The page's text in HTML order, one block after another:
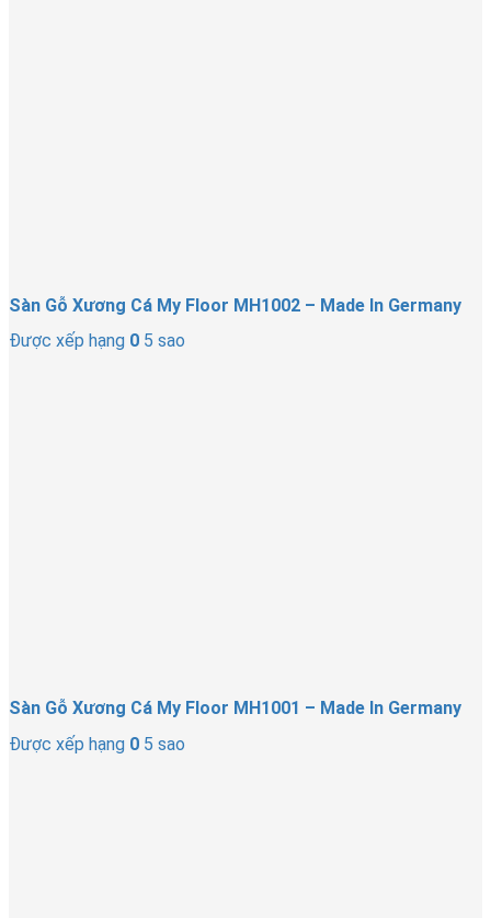
Sàn Gỗ Xương Cá My Floor MH1002 – Made In Germany
Được xếp hạng 0 5 sao
Sàn Gỗ Xương Cá My Floor MH1001 – Made In Germany
Được xếp hạng 0 5 sao